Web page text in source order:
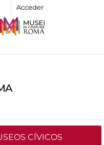
Acceder
CÍVICOS